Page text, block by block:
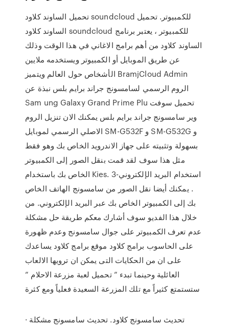
تحميل الساوند كلاود soundcloud للكمبيوتر. تحميل
الساوند كلاود soundcloud للكمبيوتر ، يعتبر برنامج
الساوند كلاود من أهم برامج الاغاني في هذا الوقت وذلك
عن طريق الموبايل أو الكمبيوتر ويستخدمه ملايين
الأشخاص حول العالم ويتميز BramjCloud Admin
الروم الرسمي لسامسونج جراند برايم بلس نبذة عن
Sam ung Galaxy Grand Prime Plu تحميل سوفت
وير سامسونج جراند برايم بلس يمكنك الان تنزيل الروم
الاصلي الرسمي لموبايل SM-G532F و SM-G532G و
بسهولة وتثبيته على جهاز الاندرويد الخاص بك وهو فقط
مثل هذا سوف لقد قمت بنقل الصور إلى الكمبيوتر
الخاص بك باستخدام Kies. 3-استخدام البريد الإلكتروني
. يمكنك أيضا نقل الصور من سامسونج الهاتف الخاص
بك إلى الكمبيوتر الخاص بك عبر البريد الإلكتروني. من
خلال هذا الفديو سوف أشارك معكم طريقة حل مشكلة
عدم تعرف الكمبيوتر على جوال سامسونج وعدم ظهورة
على الحاسوب برامج كلاود موقع برامج كلاود يساعدك
على ان من الحكايات التى يمكن ان ترويها الالعاب
العائلية وحينما تبدء ” تحميل لعبة مزرعة الاحلام ”
ستستمتع كثيراً مع تلك المزرعة السعيدة فعلياً ومع كثرة
تحديث سامسونج كلاود. تحديث سامسونج مشكلة ·